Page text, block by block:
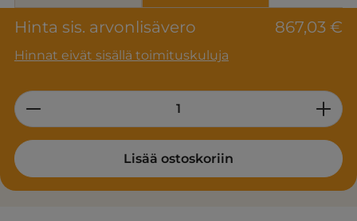
Hinta sis. arvonlisävero 867,03 €
Hinnat eivät sisällä toimituskuluja
Product Quantity: Enter the desired
Lisää ostoskoriin